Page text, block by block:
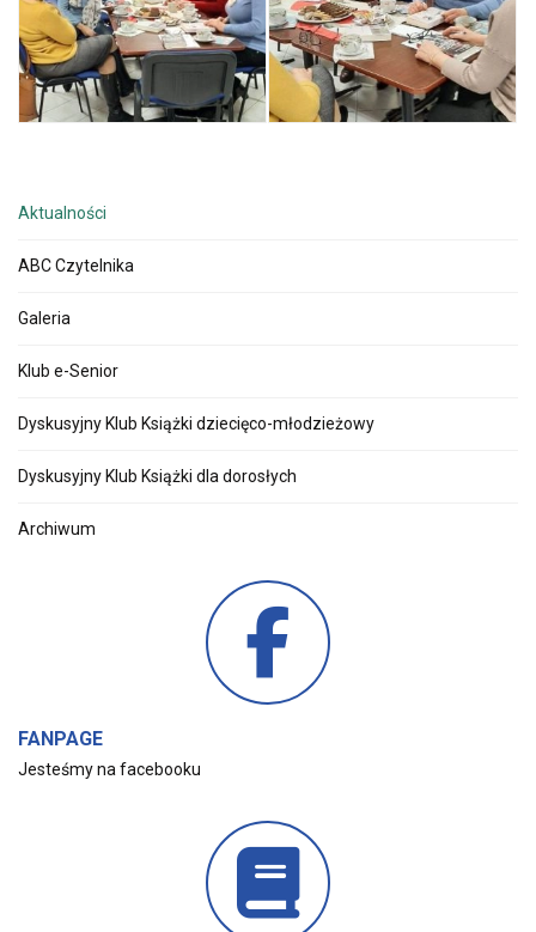
Aktualności
ABC Czytelnika
Galeria
Klub e-Senior
Dyskusyjny Klub Książki dziecięco-młodzieżowy
Dyskusyjny Klub Książki dla dorosłych
Archiwum
FANPAGE
Jesteśmy na facebooku